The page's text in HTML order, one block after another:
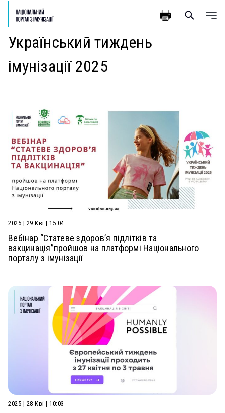
Український тиждень
імунізації 2025
2025 | 29 Кві | 15:04
Вебінар “Статеве здоров’я підлітків та
вакцинація”пройшов на платформі Національного
порталу з імунізації
2025 | 28 Кві | 10:03